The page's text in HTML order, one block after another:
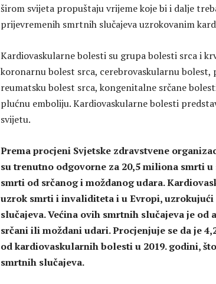
širom svijeta propuštaju vrijeme koje bi i dalje
prijevremenih smrtnih slučajeva uzrokovanim
Kardiovaskularne bolesti su grupa bolesti srca i
koronarnu bolest srca, cerebrovaskularnu
reumatsku bolest srca, kongenitalne srčane
plućnu emboliju. Kardiovaskularne bolesti
svijetu.
Prema procjeni Svjetske zdravstvene
su trenutno odgovorne za 20,5 miliona smrti
smrti od srčanog i moždanog udara.
uzrok smrti i invaliditeta i u Evropi,
slučajeva. Većina ovih smrtnih slučajeva je od
srčani ili moždani udari. Procjenjuje se da je
od kardiovaskularnih bolesti u 2019. godini,
smrtnih slučajeva.